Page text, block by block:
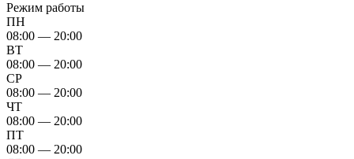
Режим работы
ПН
08:00 — 20:00
ВТ
08:00 — 20:00
СР
08:00 — 20:00
ЧТ
08:00 — 20:00
ПТ
08:00 — 20:00